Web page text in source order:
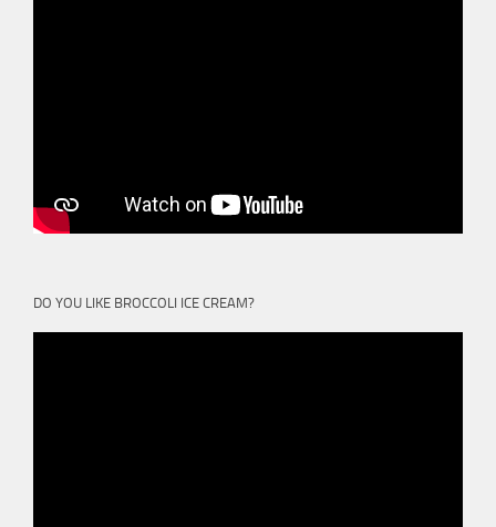
DO YOU LIKE BROCCOLI ICE CREAM?